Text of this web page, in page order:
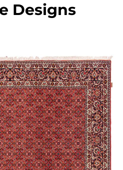
Designs